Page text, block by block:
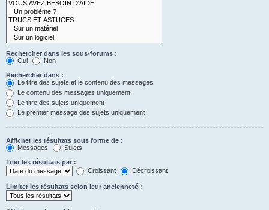
Rechercher dans les sous-forums :
Oui
Non
Rechercher dans :
Le titre des sujets et le contenu des messages
Le contenu des messages uniquement
Le titre des sujets uniquement
Le premier message des sujets uniquement
Afficher les résultats sous forme de :
Messages
Sujets
Trier les résultats par :
Croissant
Décroissant
Limiter les résultats selon leur ancienneté :